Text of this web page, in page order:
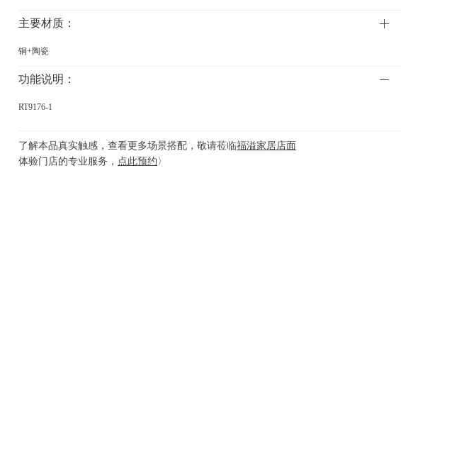
主要材质：
铜+陶瓷
功能说明：
RT9176-1
了解本品真实触感，查看更多场景搭配，敬请莅临福溢家居店面
体验门店的专业服务， 点此预约 〉